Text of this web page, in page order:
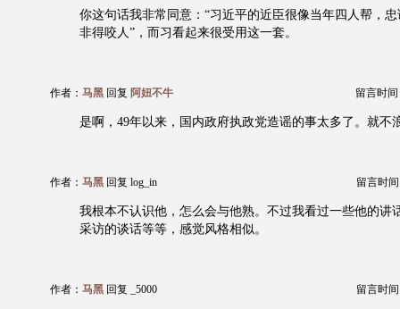
你这句话我非常同意：“习近平的近臣很像当年四人帮，
非得咬人”，而习看起来很受用这一套。
作者： 马黑 回复 阿妞不牛 留言时间
是啊，49年以来，国内政府执政党造谣的事太多了。就不
作者： 马黑 回复 log_in 留言时间
我根本不认识他，怎么会与他熟。不过我看过一些他的讲
采访的谈话等等，感觉风格相似。
作者： 马黑 回复 _5000 留言时间